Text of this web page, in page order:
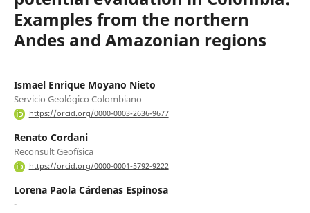
Examples from the northern
Andes and Amazonian regions
Ismael Enrique Moyano Nieto
Servicio Geológico Colombiano
https://orcid.org/0000-0003-2636-9677
Renato Cordani
Reconsult Geofísica
https://orcid.org/0000-0001-5792-9222
Lorena Paola Cárdenas Espinosa
-